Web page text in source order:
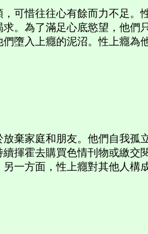
惜往往心有餘而力不足。
。為了滿足心底慾望，他們
墮入上癮的泥沼。性上癮為
家庭和朋友。他們自我孤
揮霍去購買色情刊物或繳交
一方面，性上癮對其他人構